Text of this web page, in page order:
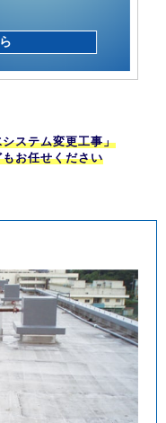
ステム変更工事」
お任せください